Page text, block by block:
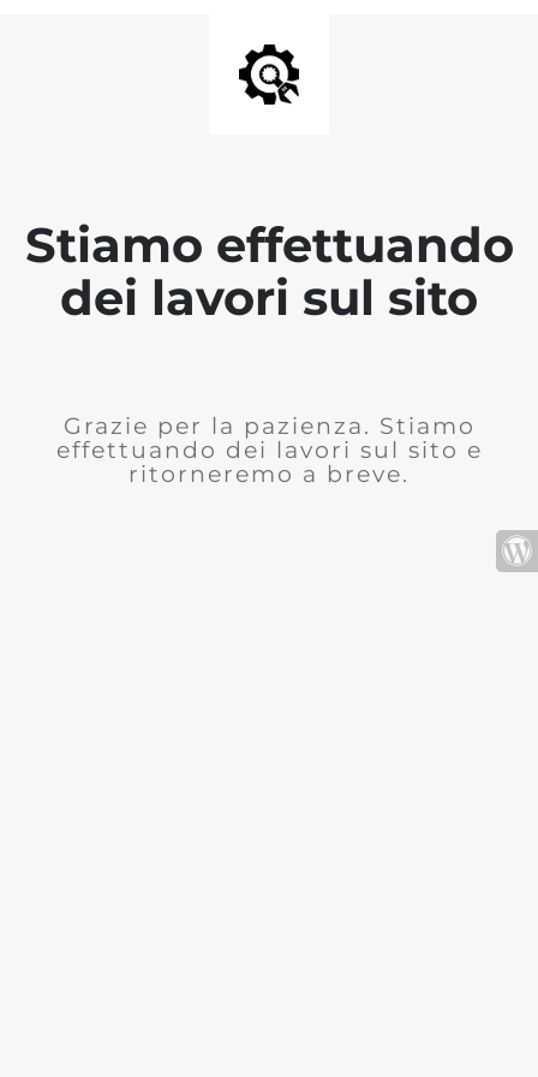
Stiamo effettuando
dei lavori sul sito
Grazie per la pazienza. Stiamo
effettuando dei lavori sul sito e
ritorneremo a breve.